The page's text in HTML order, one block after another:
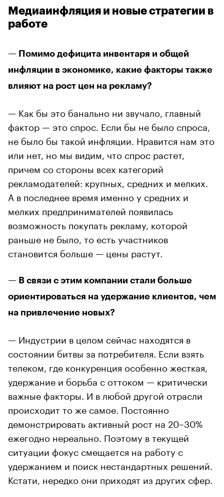
Медиаинфляция и новые стратегии в
работе
— Помимо дефицита инвентаря и общей
инфляции в экономике, какие факторы также
влияют на рост цен на рекламу?
— Как бы это банально ни звучало, главный
фактор — это спрос. Если бы не было спроса,
не было бы такой инфляции. Нравится нам это
или нет, но мы видим, что спрос растет,
причем со стороны всех категорий
рекламодателей: крупных, средних и мелких.
А в последнее время именно у средних и
мелких предпринимателей появилась
возможность покупать рекламу, которой
раньше не было, то есть участников
становится больше — цены растут.
— В связи с этим компании стали больше
ориентироваться на удержание клиентов, чем
на привлечение новых?
— Индустрии в целом сейчас находятся в
состоянии битвы за потребителя. Если взять
телеком, где конкуренция особенно жесткая,
удержание и борьба с оттоком — критически
важные факторы. И в любой другой отрасли
происходит то же самое. Постоянно
демонстрировать активный рост на 20–30%
ежегодно нереально. Поэтому в текущей
ситуации фокус смещается на работу с
удержанием и поиск нестандартных решений.
Кстати, нередко они приходят из других сфер.